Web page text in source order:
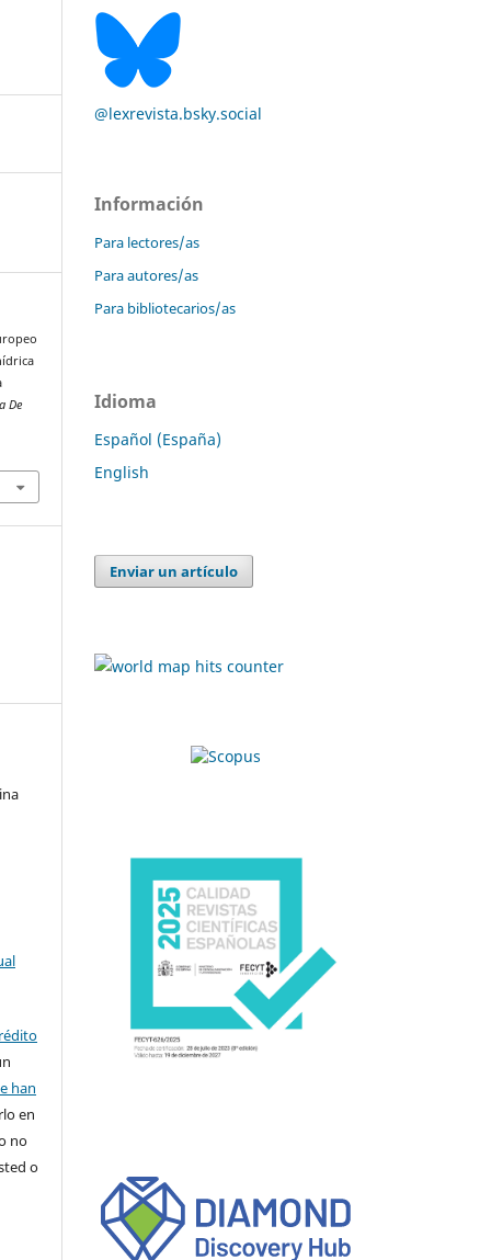
De
han
en
no
o
@lexrevista.bsky.social
Información
Para lectores/as
Para autores/as
Para bibliotecarios/as
Idioma
Español (España)
English
Enviar un artículo